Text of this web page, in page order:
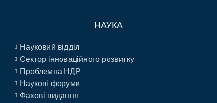
НАУКА
Науковий відділ
Сектор інноваційного розвитку
Проблемна НДР
Наукові форуми
Фахові видання